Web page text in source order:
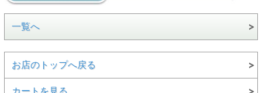
一覧へ
お店のトップへ戻る